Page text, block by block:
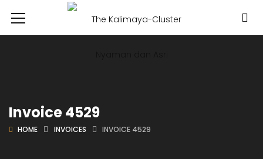
Invoice 4529
HOME INVOICES INVOICE 4529